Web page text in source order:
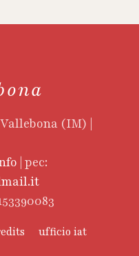
(IM) |
| pec:
ufficio iat